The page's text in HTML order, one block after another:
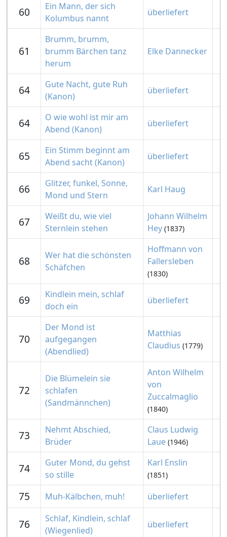
60
Ein Mann, der sich
Kolumbus nannt
überliefert
61
Brumm, brumm,
brumm Bärchen tanz
herum
Elke Dannecker
64
Gute Nacht, gute Ruh
(Kanon)
überliefert
64
O wie wohl ist mir am
Abend (Kanon)
überliefert
65
Ein Stimm beginnt am
Abend sacht (Kanon)
überliefert
66
Glitzer, funkel, Sonne,
Mond und Stern
Karl Haug
67
Weißt du, wie viel
Sternlein stehen
Johann Wilhelm
Hey (1837)
68
Wer hat die schönsten
Schäfchen
Hoffmann von
Fallersleben
(1830)
69
Kindlein mein, schlaf
doch ein
überliefert
70
Der Mond ist
aufgegangen
(Abendlied)
Matthias
Claudius (1779)
72
Die Blümelein sie
schlafen
(Sandmännchen)
Anton Wilhelm
von
Zuccalmaglio
(1840)
73
Nehmt Abschied,
Brüder
Claus Ludwig
Laue (1946)
74
Guter Mond, du gehst
so stille
Karl Enslin
(1851)
75 Muh-Kälbchen, muh! überliefert
76
Schlaf, Kindlein, schlaf
(Wiegenlied)
überliefert